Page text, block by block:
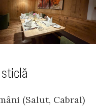
(Salut, Cabral)